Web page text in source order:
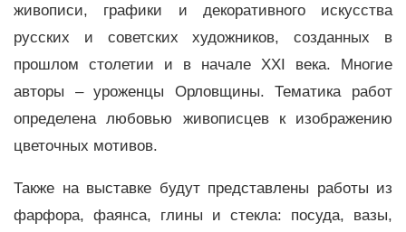
живописи, графики и декоративного искусства
русских и советских художников, созданных в
прошлом столетии и в начале XXI века. Многие
авторы – уроженцы Орловщины. Тематика работ
определена любовью живописцев к изображению
цветочных мотивов.
Также на выставке будут представлены работы из
фарфора, фаянса, глины и стекла: посуда, вазы,